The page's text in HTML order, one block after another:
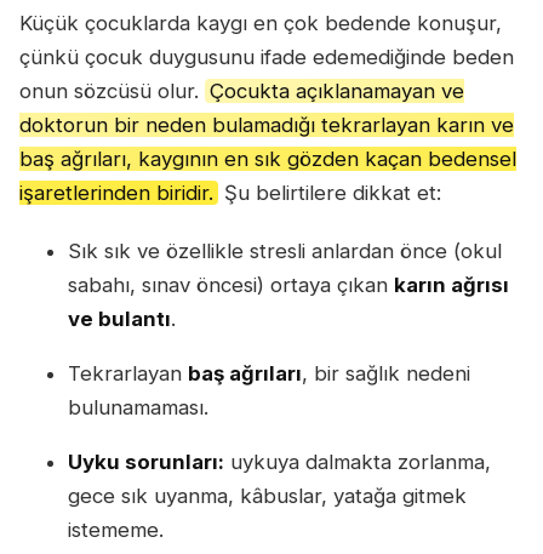
Küçük çocuklarda kaygı en çok bedende konuşur,
çünkü çocuk duygusunu ifade edemediğinde beden
onun sözcüsü olur. Çocukta açıklanamayan ve
doktorun bir neden bulamadığı tekrarlayan karın ve
baş ağrıları, kaygının en sık gözden kaçan bedensel
işaretlerinden biridir. Şu belirtilere dikkat et:
Sık sık ve özellikle stresli anlardan önce (okul
sabahı, sınav öncesi) ortaya çıkan karın ağrısı
ve bulantı.
Tekrarlayan baş ağrıları, bir sağlık nedeni
bulunamaması.
Uyku sorunları: uykuya dalmakta zorlanma,
gece sık uyanma, kâbuslar, yatağa gitmek
istememe.